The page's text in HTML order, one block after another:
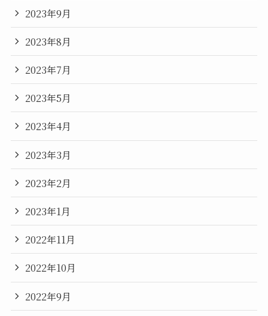
2023年9月
2023年8月
2023年7月
2023年5月
2023年4月
2023年3月
2023年2月
2023年1月
2022年11月
2022年10月
2022年9月